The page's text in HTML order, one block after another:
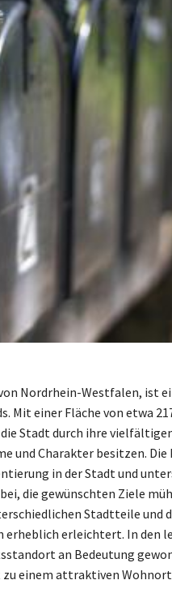
Nordrhein-Westfalen, ist
Mit einer Fläche von etwa
Stadt durch ihre
und Charakter besitzen.
in der Stadt und
die gewünschten Ziele
Stadtteile und
erheblich erleichtert. In den
an Bedeutung
einem attraktiven